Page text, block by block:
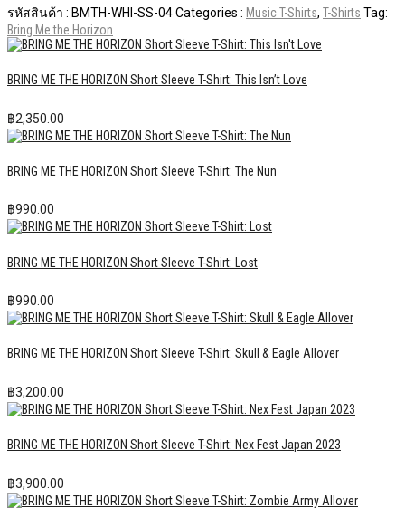
รหัสสินค้า : BMTH-WHI-SS-04Categories : Music T-Shirts, T-Shirts Tag:
Bring Me the Horizon
BRING ME THE HORIZON Short Sleeve T-Shirt: This Isn’t Love
฿2,350.00
BRING ME THE HORIZON Short Sleeve T-Shirt: The Nun
฿990.00
BRING ME THE HORIZON Short Sleeve T-Shirt: Lost
฿990.00
BRING ME THE HORIZON Short Sleeve T-Shirt: Skull & Eagle Allover
฿3,200.00
BRING ME THE HORIZON Short Sleeve T-Shirt: Nex Fest Japan 2023
฿3,900.00